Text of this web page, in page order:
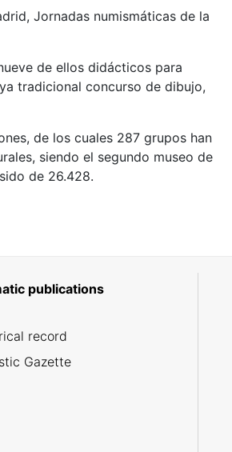
Jornadas numismáticas de la
de ellos didácticos para
tradicional concurso de dibujo,
de los cuales 287 grupos han
siendo el segundo museo de
de 26.428.
publications
record
Gazette